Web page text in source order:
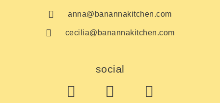
anna@banannakitchen.com
cecilia@banannakitchen.com
social